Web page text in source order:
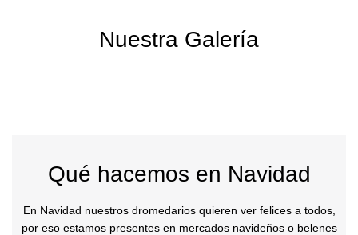
Nuestra Galería
Qué hacemos en Navidad
En Navidad nuestros dromedarios quieren ver felices a todos,
por eso estamos presentes en mercados navideños o belenes